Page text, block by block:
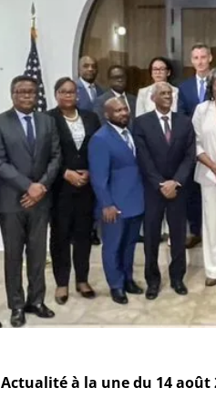
Actualité à la une du 14 août